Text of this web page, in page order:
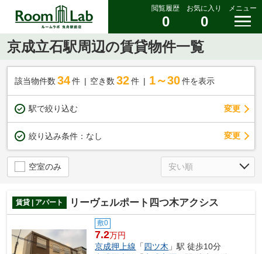
閲覧履歴
0
お気に入り
0
メニュー
京成立石駅周辺の賃貸物件一覧
該当物件数 34件 空き数 32 件 1～30 件を表示
駅で絞り込む 変更
絞り込み条件： なし 変更
空室のみ
賃貸 | アパート リーヴェルポート四つ木アクシス
敷0
7.2万円
京成押上線 「四ツ木 」駅 徒歩10分